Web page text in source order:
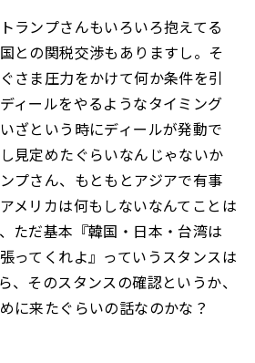
ランプさんもいろいろ抱えてる
との関税交渉もありますし。そ
さま圧力をかけて何か条件を引
ィールをやるようなタイミング
ざという時にディールが発動で
見定めたぐらいなんじゃないか
プさん、もともとアジアで有事
メリカは何もしないなんてことは
ただ基本『韓国・日本・台湾は
ってくれよ』っていうスタンスは
、そのスタンスの確認というか、
に来たぐらいの話なのかな？